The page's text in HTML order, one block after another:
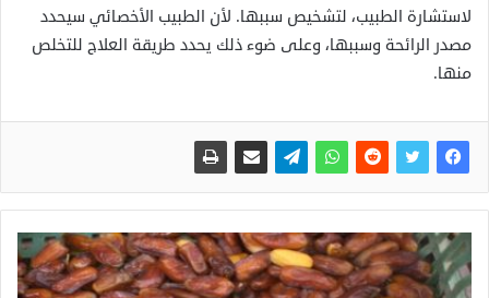
لاستشارة الطبيب، لتشخيص سببها. لأن الطبيب الأخصائي سيحدد
مصدر الرائحة وسببها، وعلى ضوء ذلك يحدد طريقة العلاج للتخلص
منها.